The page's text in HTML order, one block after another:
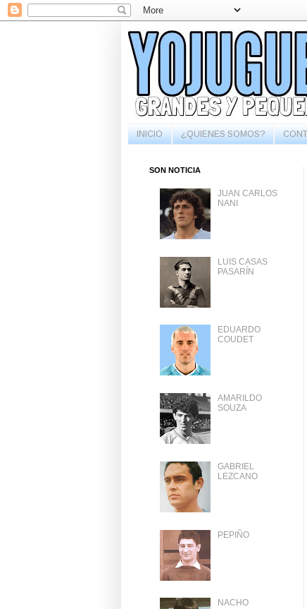
INICIO ¿QUIENES SOMOS?
SON NOTICIA
JUAN CARLOS
NANI
LUIS CASAS
PASARÍN
EDUARDO
COUDET
AMARILDO
SOUZA
GABRIEL
LEZCANO
PEPIÑO
NACHO